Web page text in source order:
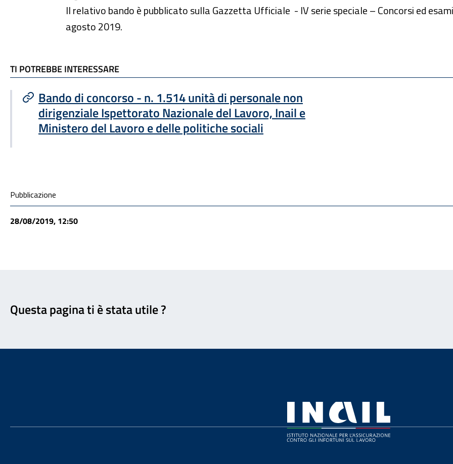
Il relativo bando è pubblicato sulla Gazzetta Ufficiale - IV serie speciale – Concorsi ed
agosto 2019.
TI POTREBBE INTERESSARE
TI POTREBBE INTERESSARE
Bando di concorso - n. 1.514 unità di personale non
dirigenziale Ispettorato Nazionale del Lavoro, Inail e
Ministero del Lavoro e delle politiche sociali
Condivisione social
Pubblicazione
28/08/2019, 12:50
Questa pagina ti è stata utile ?